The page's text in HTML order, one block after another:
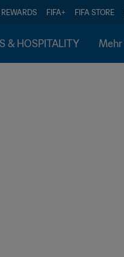
REWARDS FIFA+ FIFA STORE
& HOSPITALITY Mehr